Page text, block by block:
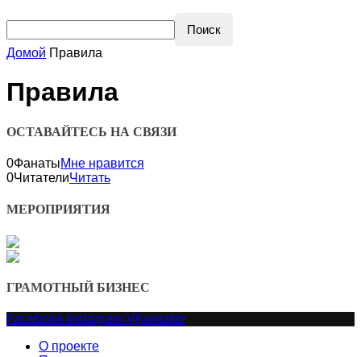
Домой Правила
Правила
ОСТАВАЙТЕСЬ НА СВЯЗИ
0ФанатыМне нравится
0ЧитателиЧитать
МЕРОПРИЯТИЯ
ГРАМОТНЫЙ БИЗНЕС
Facebook Instagram VKontakte
О проекте